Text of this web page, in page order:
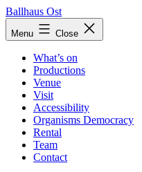
Skip
to
content
Ballhaus Ost
Ballhaus
Ost
Menu Close
What’s on
Productions
Venue
Visit
Accessibility
Organisms Democracy
Rental
Team
Contact